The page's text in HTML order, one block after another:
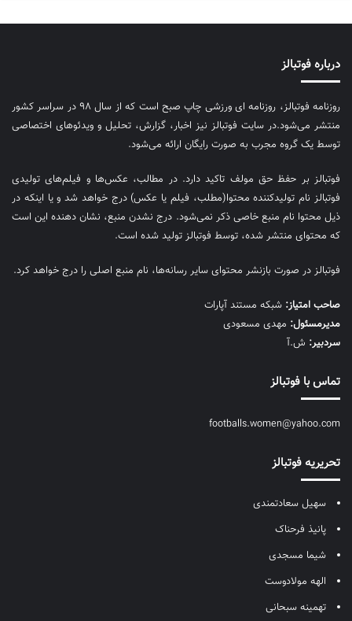
درباره فوتبالز
روزنامه فوتبالز، روزنامه ای ورزشی چاپ صبح است که از سال ۹۸ در سراسر کشور
منتشر می‌شود.در سایت فوتبالز نیز اخبار، گزارش، تحلیل و ویدئوهای اختصاصی
توسط یک گروه مجرب به صورت رایگان ارائه می‌شود.
فوتبالز بر حفظ حق مولف تاکید دارد. در مطالب، عکس‌ها و فیلم‌های تولیدی
فوتبالز نام تولیدکننده محتوا(مطلب، فیلم یا عکس) درج خواهد شد و یا اینکه در
ذیل محتوا نام منبع خاصی ذکر نمی‌‎شود. درج نشدن منبع، نشان دهنده این است
که محتوای منتشر شده، توسط فوتبالز تولید شده است.
فوتبالز در صورت بازنشر محتوای سایر رسانه‌ها، نام منبع اصلی را درج خواهد کرد.
صاحب امتیاز: شبکه مستند آپارات
مديرمسئول: مهدی مسعودی
سردبیر: ش.آ
تماس با فوتبالز
footballs.women@yahoo.com
تحریریه فوتبالز
سهیل سعادتمندی
پانیذ فرحناک
شیما مسجدی
الهه مولادوست
تهمینه سبحانی